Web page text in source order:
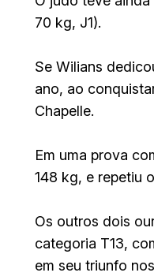
70 kg, J1).
Se Wilians
ano, ao
Chapelle.
Em uma prova
148 kg, e repetiu
Os outros dois
categoria T13,
em seu triunfo